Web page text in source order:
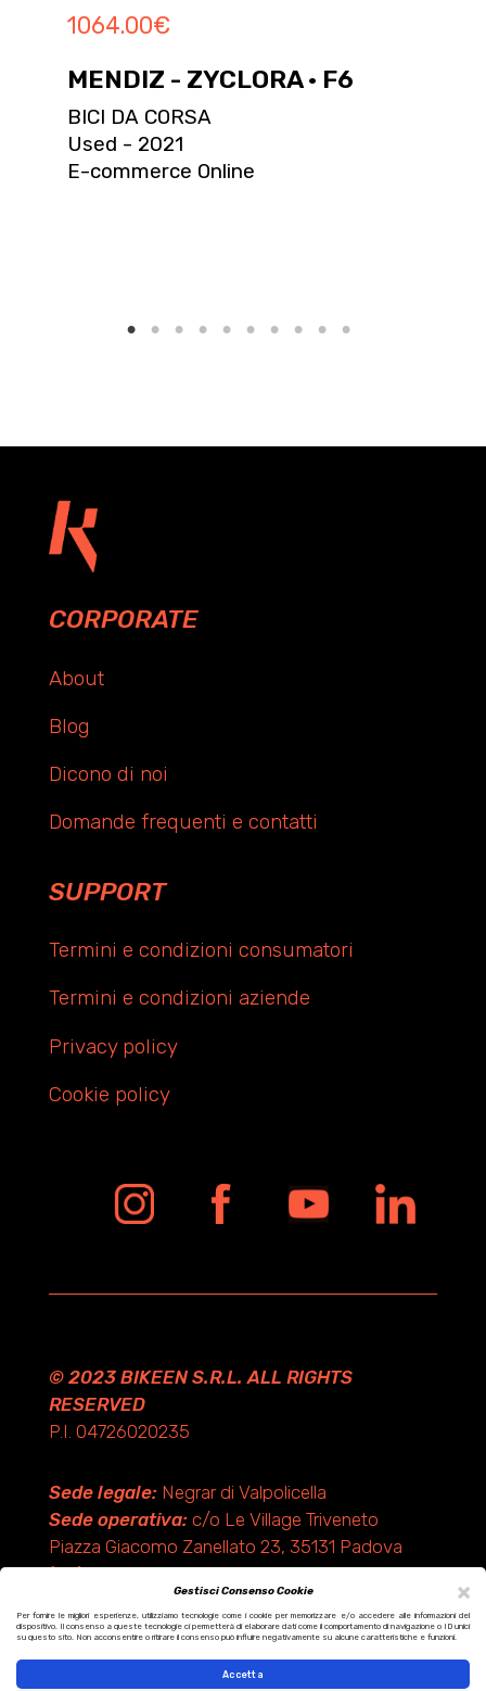
1064.00€
MENDIZ - ZYCLORA · F6
BICI DA CORSA
Used - 2021
E-commerce Online
×
Gestisci Consenso Cookie
Per fornire le migliori esperienze, utilizziamo tecnologie come i cookie per memorizzare e/o accedere alle informazioni del
dispositivo. Il consenso a queste tecnologie ci permetterà di elaborare dati come il comportamento di navigazione o ID unici
su questo sito. Non acconsentire o ritirare il consenso può influire negativamente su alcune caratteristiche e funzioni.
Accetta
CORPORATE
About
Blog
Dicono di noi
Domande frequenti e contatti
SUPPORT
Termini e condizioni consumatori
Termini e condizioni aziende
Privacy policy
Cookie policy
© 2023 BIKEEN S.R.L. ALL RIGHTS
RESERVED
P.I. 04726020235
Sede legale:Negrar di Valpolicella
Sede operativa:c/o Le Village Triveneto
Piazza Giacomo Zanellato 23, 35131 Padova
(PD)
Design by KF ADV
Development by Italix.net